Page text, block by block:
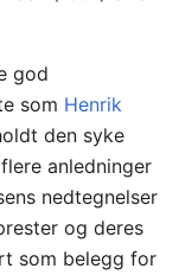
god
som Henrik
den syke
anledninger
nedtegnelser
og deres
som belegg for